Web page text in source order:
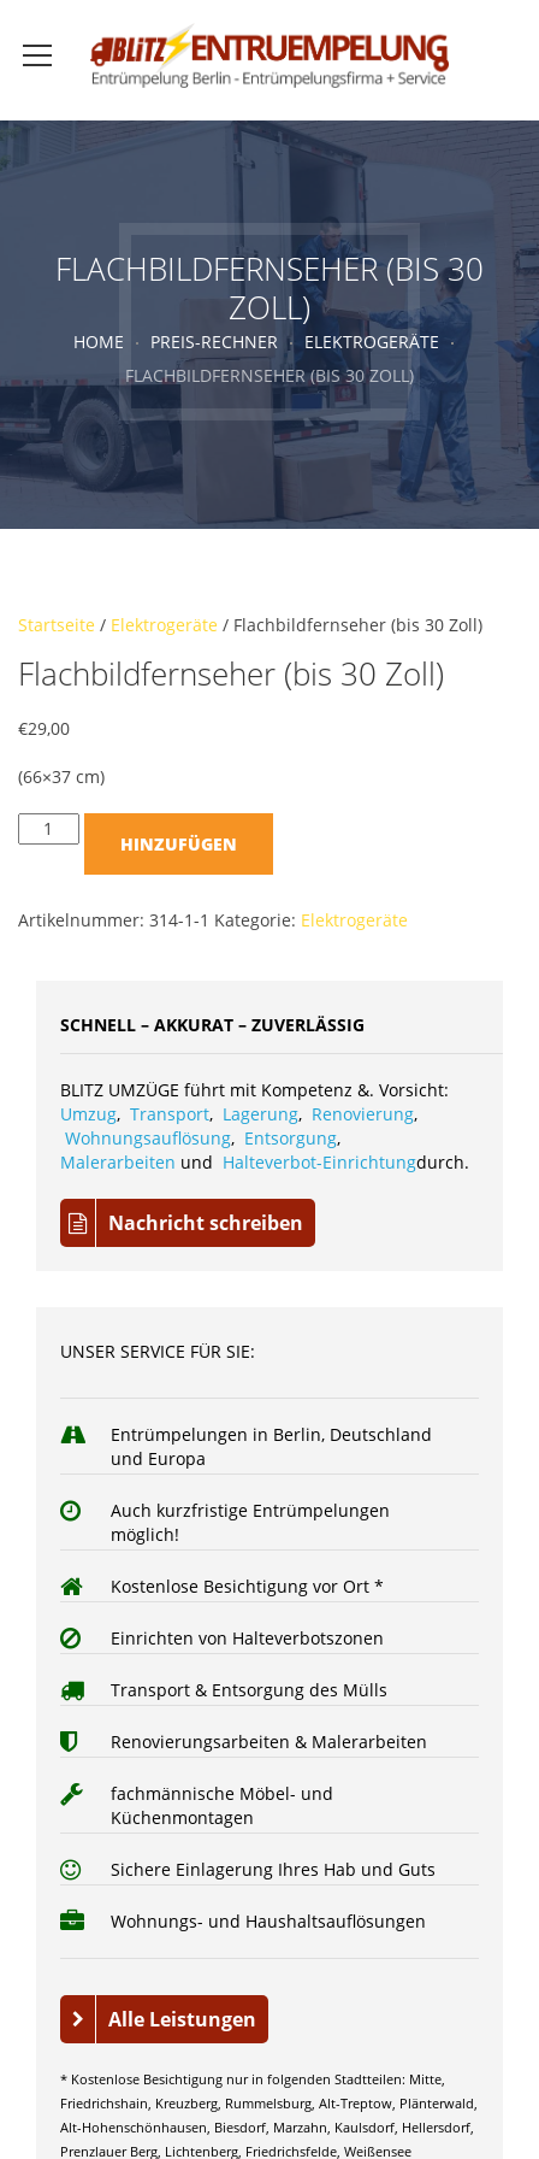
FLACHBILDFERNSEHER (BIS 30
ZOLL)
HOME PREIS-RECHNER
ELEKTROGERÄTE
FLACHBILDFERNSEHER (BIS 30 ZOLL)
Startseite / Elektrogeräte / Flachbildfernseher (bis 30 Zoll)
Flachbildfernseher (bis 30 Zoll)
€29,00
(66×37 cm)
HINZUFÜGEN
Artikelnummer: 314-1-1 Kategorie: Elektrogeräte
SCHNELL – AKKURAT – ZUVERLÄSSIG
BLITZ UMZÜGE führt mit Kompetenz &. Vorsicht:
Umzug, Transport, Lagerung, Renovierung,
Wohnungsauflösung, Entsorgung,
Malerarbeiten und Halteverbot-Einrichtungdurch.
Nachricht schreiben
UNSER SERVICE FÜR SIE:
Entrümpelungen in Berlin, Deutschland
und Europa
Auch kurzfristige Entrümpelungen
möglich!
Kostenlose Besichtigung vor Ort *
Einrichten von Halteverbotszonen
Transport & Entsorgung des Mülls
Renovierungsarbeiten & Malerarbeiten
fachmännische Möbel- und
Küchenmontagen
Sichere Einlagerung Ihres Hab und Guts
Wohnungs- und Haushaltsauflösungen
Alle Leistungen
* Kostenlose Besichtigung nur in folgenden Stadtteilen: Mitte,
Friedrichshain, Kreuzberg, Rummelsburg, Alt-Treptow, Plänterwald,
Alt-Hohenschönhausen, Biesdorf, Marzahn, Kaulsdorf, Hellersdorf,
Prenzlauer Berg, Lichtenberg, Friedrichsfelde, Weißensee